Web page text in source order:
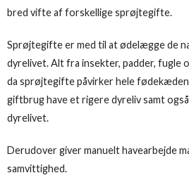
bred vifte af forskellige sprøjtegifte.
Sprøjtegifte er med til at ødelægge de
dyrelivet. Alt fra insekter, padder, fugle
da sprøjtegifte påvirker hele
giftbrug have et rigere dyreliv samt
dyrelivet.
Derudover giver manuelt havearbejde
samvittighed.